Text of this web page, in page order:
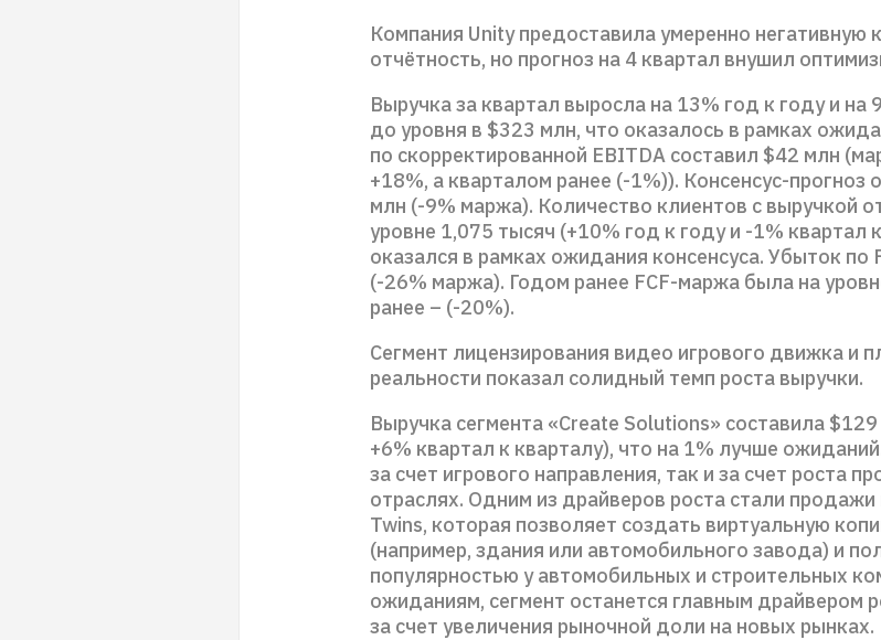
Компания Unity предоставила умеренно негативную
отчётность, но прогноз на 4 квартал внушил
Выручка за квартал выросла на 13% год к году и на
до уровня в $323 млн, что оказалось в рамках
по скорректированной EBITDA составил $42 млн
+18%, а кварталом ранее (-1%)). Консенсус-
млн (-9% маржа). Количество клиентов с выручкой
уровне 1,075 тысяч (+10% год к году и -1% квартал
оказался в рамках ожидания консенсуса. Убыток по
(-26% маржа). Годом ранее FCF-маржа была на
ранее – (-20%).
Сегмент лицензирования видео игрового движка и
реальности показал солидный темп роста выручки.
Выручка сегмента «Create Solutions» составила
+6% квартал к кварталу), что на 1% лучше
за счет игрового направления, так и за счет роста
отраслях. Одним из драйверов роста стали
Twins, которая позволяет создать виртуальную
(например, здания или автомобильного завода) и
популярностью у автомобильных и строительных
ожиданиям, сегмент останется главным драйвером
за счет увеличения рыночной доли на новых рынках.